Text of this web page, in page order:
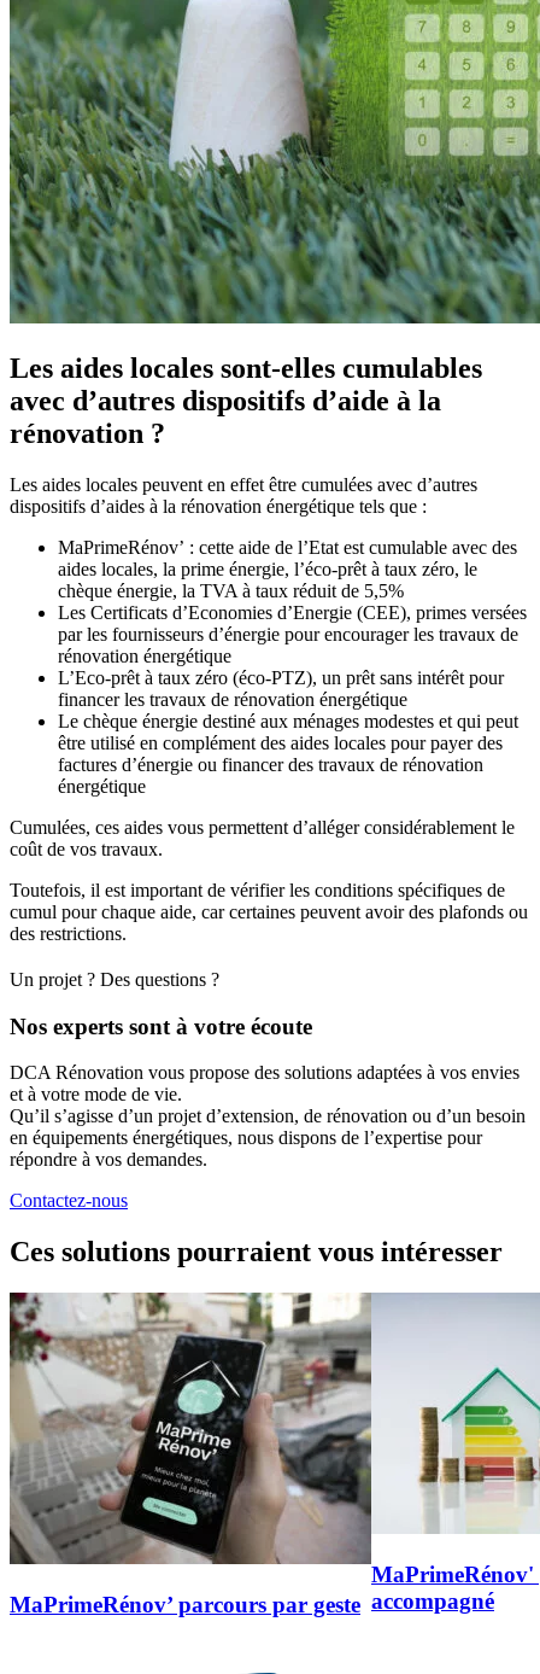
Les aides locales sont-elles cumulables
avec d’autres dispositifs d’aide à la
rénovation ?
Les aides locales peuvent en effet être cumulées avec d’autres
dispositifs d’aides à la rénovation énergétique tels que :
MaPrimeRénov’ : cette aide de l’Etat est cumulable avec des
aides locales, la prime énergie, l’éco-prêt à taux zéro, le
chèque énergie, la TVA à taux réduit de 5,5%
Les Certificats d’Economies d’Energie (CEE), primes versées
par les fournisseurs d’énergie pour encourager les travaux de
rénovation énergétique
L’Eco-prêt à taux zéro (éco-PTZ), un prêt sans intérêt pour
financer les travaux de rénovation énergétique
Le chèque énergie destiné aux ménages modestes et qui peut
être utilisé en complément des aides locales pour payer des
factures d’énergie ou financer des travaux de rénovation
énergétique
Cumulées, ces aides vous permettent d’alléger considérablement le
coût de vos travaux.
Toutefois, il est important de vérifier les conditions spécifiques de
cumul pour chaque aide, car certaines peuvent avoir des plafonds ou
des restrictions.
Un projet ? Des questions ?
Nos experts sont à votre écoute
DCA Rénovation vous propose des solutions adaptées à vos envies
et à votre mode de vie.
Qu’il s’agisse d’un projet d’extension, de rénovation ou d’un besoin
en équipements énergétiques, nous dispons de l’expertise pour
répondre à vos demandes.
Contactez-nous
Ces solutions pourraient vous intéresser
MaPrimeRénov’ parcours par geste
MaPrimeRénov'
accompagné